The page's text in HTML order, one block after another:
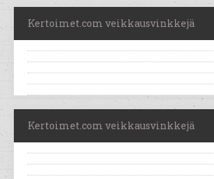
Kertoimet.com veikkausvinkkejä
Kertoimet.com veikkausvinkkejä